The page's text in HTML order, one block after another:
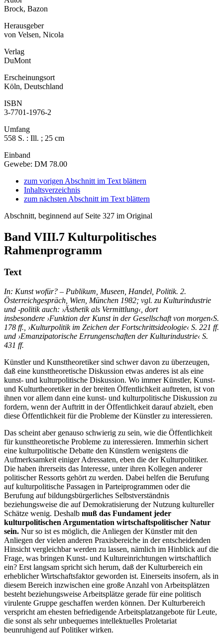
Brock, Bazon
Herausgeber
von Velsen, Nicola
Verlag
DuMont
Erscheinungsort
Köln, Deutschland
ISBN
3-7701-1976-2
Umfang
558 S. : Ill. ; 25 cm
Einband
Gewebe: DM 78.00
zum vorigen Abschnitt im Text blättern
Inhaltsverzeichnis
zum nächsten Abschnitt im Text blättern
Abschnitt, beginnend auf Seite 327 im Original
Band VIII.7 Kulturpolitisches
Rahmenprogramm
Text
In: Kunst wofür? – Publikum, Museen, Handel, Politik. 2.
Österreichgespräch, Wien, München 1982; vgl. zu Kulturindustrie
und -politik auch: ›Ästhetik als Vermittlung‹, dort
insbesondere ›Funktion der Kunst in der Gesellschaft von morgen‹S.
178 ff., ›Kulturpolitik im Zeichen der Fortschrittsideologie‹ S. 221 ff.
und ›Emanzipatorische Errungenschaften der Kulturindustrie‹ S.
431 ff.
Künstler und Kunsttheoretiker sind schwer davon zu überzeugen,
daß eine kunsttheoretische Diskussion etwas anderes ist als eine
kunst- und kulturpolitische Diskussion. Wo immer Künstler, Kunst-
und Kulturtheoretiker in der breiten Öffentlichkeit auftreten, ist von
ihnen vor allem dann eine kunst- und kulturpolitische Diskussion zu
fordern, wenn der Auftritt in der Öffentlichkeit darauf abzielt, eben
diese Öffentlichkeit für die Probleme der Künstler zu interessieren.
Das scheint aber genauso schwierig zu sein, wie die Öffentlichkeit
für kunsttheoretische Probleme zu interessieren. Immerhin sichert
eine kulturpolitische Debatte den Künstlern wenigstens die
Aufmerksamkeit einiger Adressaten, eben die der Kulturpolitiker.
Die haben ihrerseits das Interesse, unter ihren Kollegen anderer
politischer Ressorts gehört zu werden. Dabei helfen die Berufung
auf kulturpolitische Passagen in Parteiprogrammen oder die
Berufung auf bildungsbürgerliches Selbstverständnis
beziehungsweise die auf Demokratisierung der Nutzung kultureller
Schätze wenig. Deshalb muß das Fundament jeder
kulturpolitischen Argumentation wirtschaftspolitischer Natur
sein. Nur so ist es möglich, die Anliegen der Künstler mit den
Anliegen der vielen anderen Praxisbereiche in der entscheidenden
Hinsicht vergleichbar werden zu lassen, nämlich im Hinblick auf die
Frage, was bringen Kunst- und Kultureinrichtungen wirtschaftlich
ein? Erst langsam spricht sich herum, daß der Kulturbereich ein
erheblicher Wirtschaftsfaktor geworden ist. Einerseits insofern, als in
diesem Bereich inzwischen eine große Anzahl von Arbeitsplätzen
besteht beziehungsweise Arbeitsplätze gerade für eine politisch
virulente Gruppe geschaffen werden können. Der Kulturbereich
verspricht am ehesten befriedigende Arbeitsplatzangebote für Leute,
die sonst als sehr unbequemes intellektuelles Proletariat
beunruhigend auf Politiker wirken.